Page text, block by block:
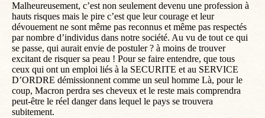
Malheureusement, c’est non seulement devenu une profession à
hauts risques mais le pire c’est que leur courage et leur
dévouement ne sont même pas reconnus et même pas respectés
par nombre d’individus dans notre société. Au vu de tout ce qui
se passe, qui aurait envie de postuler ? à moins de trouver
excitant de risquer sa peau ! Pour se faire entendre, que tous
ceux qui ont un emploi liés à la SECURITE et au SERVICE
D’ORDRE démissionnent comme un seul homme Là, pour le
coup, Macron perdra ses cheveux et le reste mais comprendra
peut-être le réel danger dans lequel le pays se trouvera
subitement.